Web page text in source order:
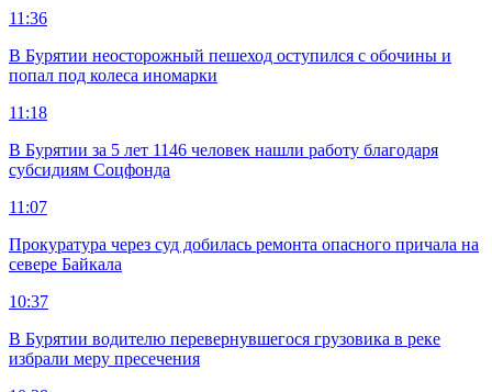
11:36
В Бурятии неосторожный пешеход оступился с обочины и
попал под колеса иномарки
11:18
В Бурятии за 5 лет 1146 человек нашли работу благодаря
субсидиям Соцфонда
11:07
Прокуратура через суд добилась ремонта опасного причала на
севере Байкала
10:37
В Бурятии водителю перевернувшегося грузовика в реке
избрали меру пресечения